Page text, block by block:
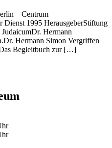
– Centrum
Dienst 1995 HerausgeberStiftung
Hermann
Hermann Simon Vergriffen
Begleitbuch zur […]